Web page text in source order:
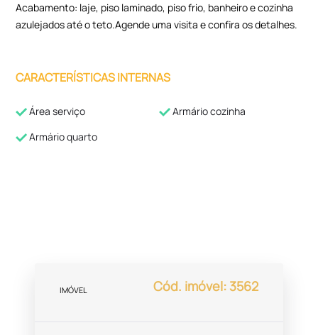
Acabamento: laje, piso laminado, piso frio, banheiro e cozinha
azulejados até o teto.Agende uma visita e confira os detalhes.
CARACTERÍSTICAS INTERNAS
Área serviço
Armário cozinha
Armário quarto
IMÓVEL Cód. imóvel: 3562